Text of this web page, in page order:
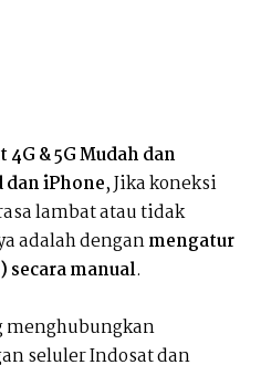
4G & 5G Mudah dan
dan iPhone, Jika koneksi
lambat atau tidak
adalah denganmengatur
secara manual.
menghubungkan
seluler Indosat dan